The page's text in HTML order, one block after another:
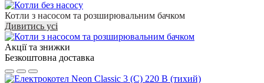
Котли з насосом та розширювальним бачком
Дивитись усі
Акції та знижки
Безкоштовна доставка